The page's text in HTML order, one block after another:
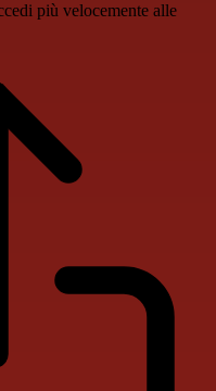
più velocemente alle